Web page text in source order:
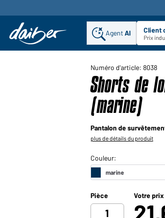
AgentAI Client
Prix
Numéro d'article: 8038
Shorts de
(marine)
Pantalon de
plus de détails du produit
Pièce Votre